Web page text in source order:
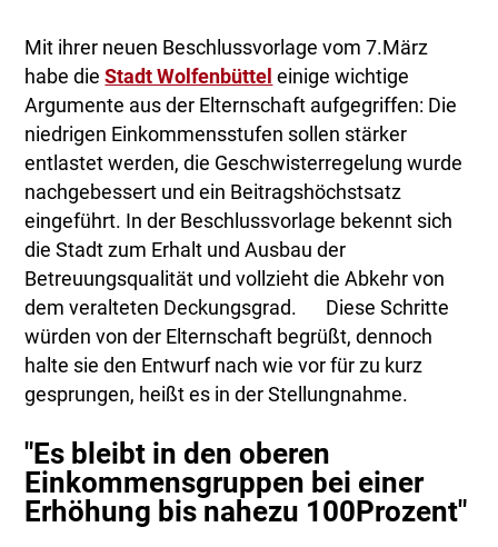
Mit ihrer neuen Beschlussvorlage vom 7.März
habe dieStadt Wolfenbüttel einige wichtige
Argumente aus der Elternschaft aufgegriffen: Die
niedrigen Einkommensstufen sollen stärker
entlastet werden, die Geschwisterregelung wurde
nachgebessert und ein Beitragshöchstsatz
eingeführt. In der Beschlussvorlage bekennt sich
die Stadt zum Erhalt und Ausbau der
Betreuungsqualität und vollzieht die Abkehr von
dem veralteten Deckungsgrad. Diese Schritte
würden von der Elternschaft begrüßt, dennoch
halte sie den Entwurf nach wie vor für zu kurz
gesprungen, heißt es in der Stellungnahme.
"Es bleibt in den oberen
Einkommensgruppen bei einer
Erhöhung bis nahezu 100Prozent"